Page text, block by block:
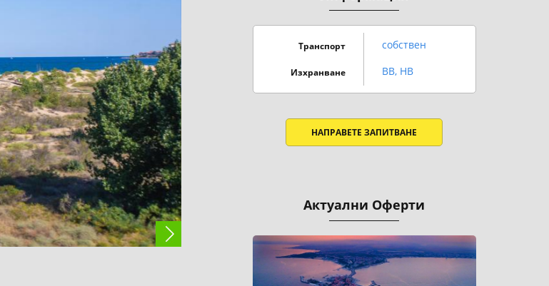
Транспорт собствен
Изхранване BB, HB
НАПРАВЕТЕ ЗАПИТВАНЕ
Актуални Оферти